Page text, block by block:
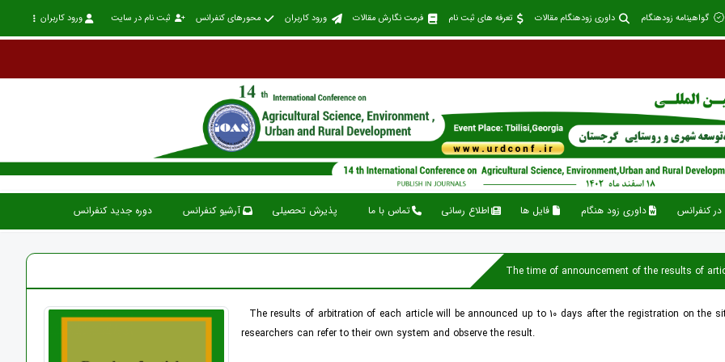
گواهینامه زودهنگام داوری زودهنگام مقالات تعرفه های ثبت نام فرمت نگارش مقالات ورود کاربران محورهای کنفرانس ثبت نام در سایت ورود کاربران
کنفرانس داوری زود هنگام فایل ها اطلاع رسانی تماس با ما پذیرش تحصیلی آرشیو کنفرانس دوره جدید کنفرانس
The time of announcement of the results of
The results of arbitration of each article will be announced up to 10 days after the registration on the
researchers can refer to their own system and observe the result.